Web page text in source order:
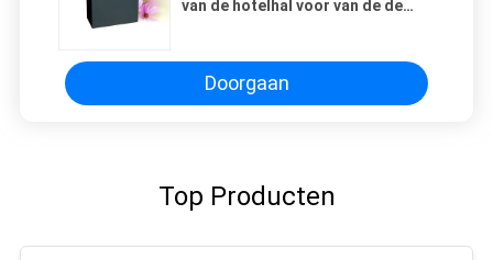
van de hotelhal voor van de de
metalmateriaal
Doorgaan
Top Producten